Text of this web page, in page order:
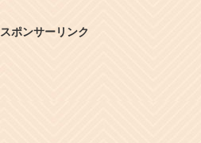
スポンサーリンク